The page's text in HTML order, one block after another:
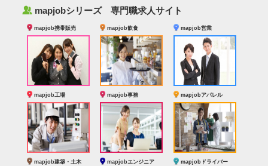
‰ mapjobシリーズ 専門職求人サイト
mapjob携帯販売 mapjob飲食 mapjob営業
mapjob工場 mapjob事務 mapjobアパレル
mapjob建築・土木 mapjobエンジニア mapjobドライバー